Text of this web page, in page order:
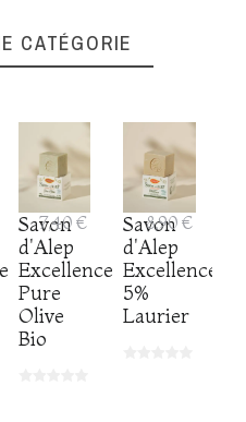
CATÉGORIE
Savon
d'Alep
Excellence
Pure
Olive
Bio
7,40 €
Savon
d'Alep
Excellence
5%
Laurier
8,90 €